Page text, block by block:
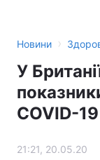
Новини ›
У
COVID-19
21:21, 20.05.20